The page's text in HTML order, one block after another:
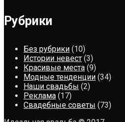
Рубрики
Без рубрики (10)
Истории невест (3)
Красивые места (9)
Модные тенденции (34)
Наши свадьбы (2)
Реклама (17)
Свадебные советы (73)